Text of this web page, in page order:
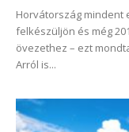
Horvátország mindent
felkészüljön és még
övezethez – ezt
Arról is...